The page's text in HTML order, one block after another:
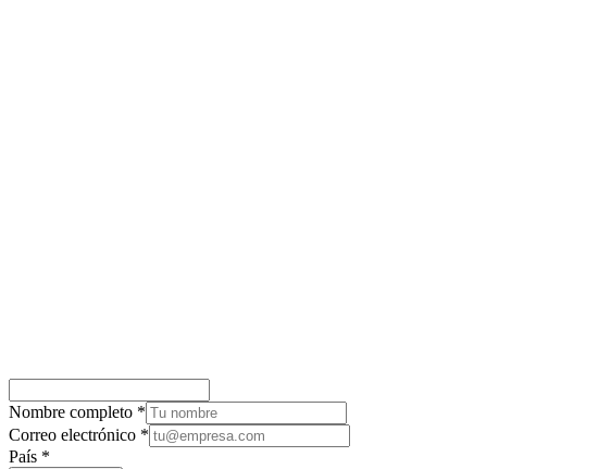
Nombre completo *
Correo electrónico *
País *